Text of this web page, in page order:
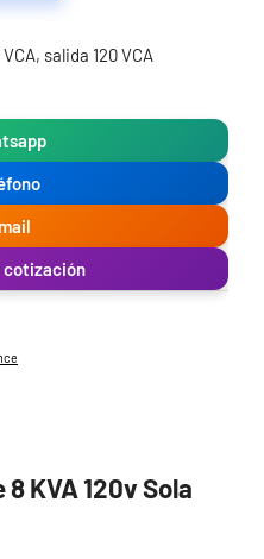
salida 120 VCA
cotización
KVA 120v Sola